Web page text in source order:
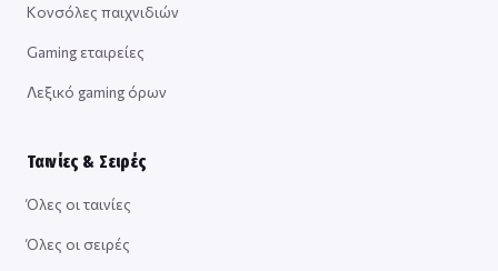
Κονσόλες παιχνιδιών
Gaming εταιρείες
Λεξικό gaming όρων
Ταινίες & Σειρές
Όλες οι ταινίες
Όλες οι σειρές